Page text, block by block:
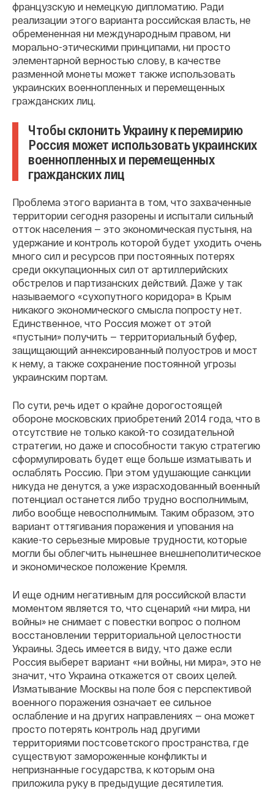
французскую и немецкую дипломатию. Ради
реализации этого варианта российская власть, не
обремененная ни международным правом, ни
морально-этическими принципами, ни просто
элементарной верностью слову, в качестве
разменной монеты может также использовать
украинских военнопленных и перемещенных
гражданских лиц.
Чтобы склонить Украину к перемирию
Россия может использовать украинских
военнопленных и перемещенных
гражданских лиц
Проблема этого варианта в том, что захваченные
территории сегодня разорены и испытали сильный
отток населения — это экономическая пустыня, на
удержание и контроль которой будет уходить очень
много сил и ресурсов при постоянных потерях
среди оккупационных сил от артиллерийских
обстрелов и партизанских действий. Даже у так
называемого «сухопутного коридора» в Крым
никакого экономического смысла попросту нет.
Единственное, что Россия может от этой
«пустыни» получить — территориальный буфер,
защищающий аннексированный полуостров и мост
к нему, а также сохранение постоянной угрозы
украинским портам.
По сути, речь идет о крайне дорогостоящей
обороне московских приобретений 2014 года, что в
отсутствие не только какой-то созидательной
стратегии, но даже и способности такую стратегию
сформулировать будет еще больше изматывать и
ослаблять Россию. При этом удушающие санкции
никуда не денутся, а уже израсходованный военный
потенциал останется либо трудно восполнимым,
либо вообще невосполнимым. Таким образом, это
вариант оттягивания поражения и упования на
какие-то серьезные мировые трудности, которые
могли бы облегчить нынешнее внешнеполитическое
и экономическое положение Кремля.
И еще одним негативным для российской власти
моментом является то, что сценарий «ни мира, ни
войны» не снимает с повестки вопрос о полном
восстановлении территориальной целостности
Украины. Здесь имеется в виду, что даже если
Россия выберет вариант «ни войны, ни мира», это не
значит, что Украина откажется от своих целей.
Изматывание Москвы на поле боя с перспективой
военного поражения означает ее сильное
ослабление и на других направлениях — она может
просто потерять контроль над другими
территориями постсоветского пространства, где
существуют замороженные конфликты и
непризнанные государства, к которым она
приложила руку в предыдущие десятилетия.